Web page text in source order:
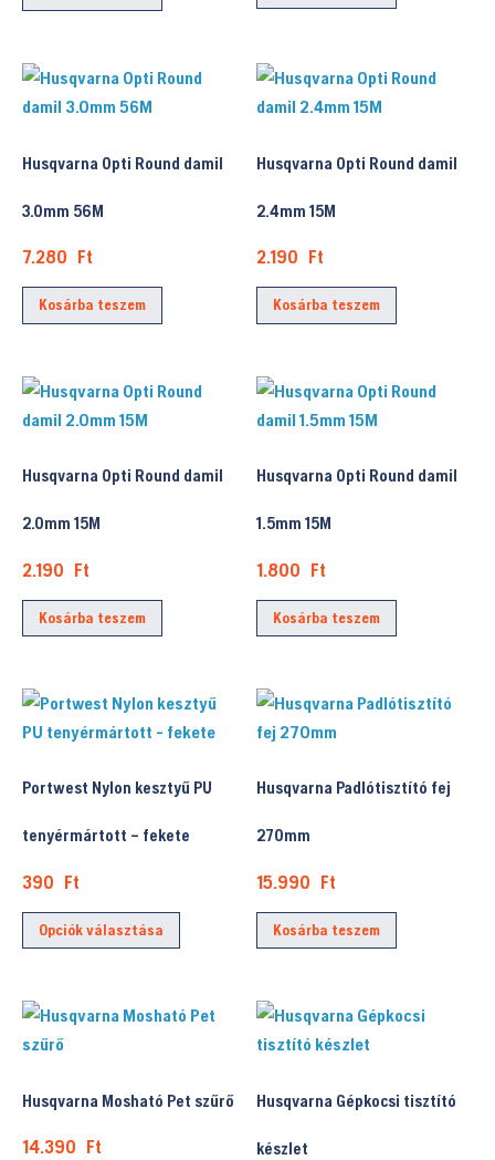
Husqvarna Opti Round damil
3.0mm 56M
7.280 Ft
Kosárba teszem
Husqvarna Opti Round damil
2.4mm 15M
2.190 Ft
Kosárba teszem
Husqvarna Opti Round damil
2.0mm 15M
2.190 Ft
Kosárba teszem
Husqvarna Opti Round damil
1.5mm 15M
1.800 Ft
Kosárba teszem
Portwest Nylon kesztyű PU
tenyérmártott – fekete
390 Ft
Opciók választása
Ennek
variációja
változatok
Husqvarna Padlótisztító fej
270mm
15.990 Ft
Kosárba teszem
Husqvarna Mosható Pet szűrő
14.390 Ft
Husqvarna Gépkocsi tisztító
készlet